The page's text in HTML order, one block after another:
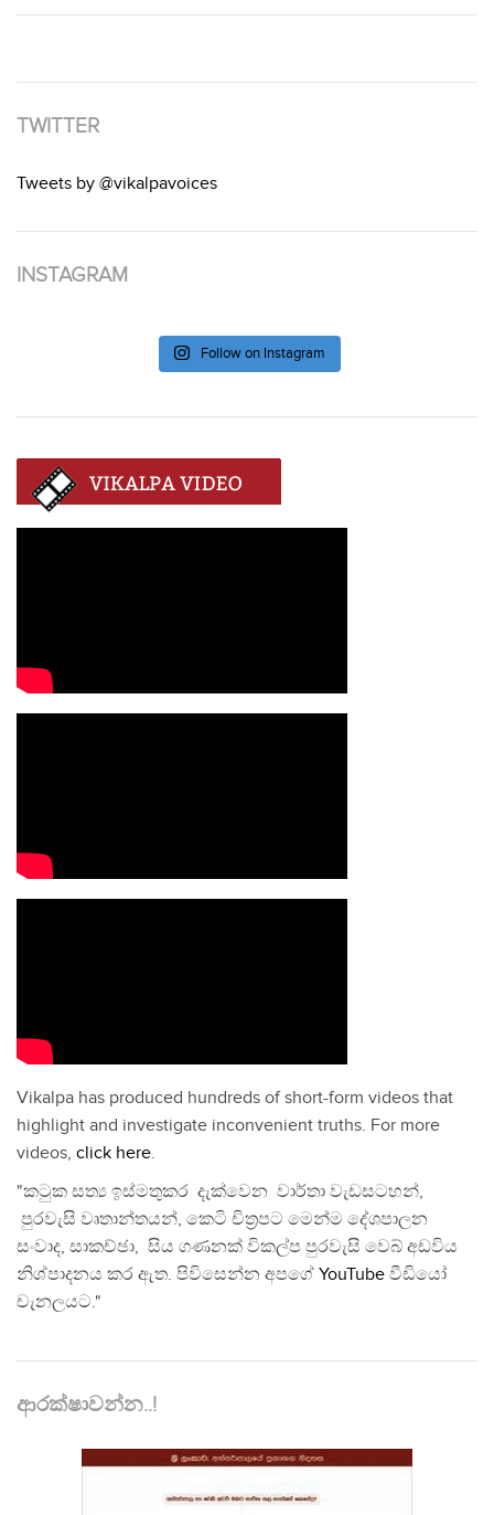
TWITTER
Tweets by @vikalpavoices
INSTAGRAM
Follow on Instagram
Vikalpa has produced hundreds of short-form videos that
highlight and investigate inconvenient truths. For more
videos, click here.
"කටුක සත්‍ය ඉස්මතුකර දැක්වෙන වාර්තා වැඩසටහන්,
පුරවැසි වෘතාන්තයන්, කෙටි චිත්‍රපට මෙන්ම දේශපාලන
සංවාද, සාකච්ඡා, සිය ගණනක් විකල්ප පුරවැසි වෙබ් අඩවිය
නිශ්පාදනය කර ඇත. පිවිසෙන්න අපගේ YouTube වීඩියෝ
චැනලයට."
ආරක්ෂාවන්න..!